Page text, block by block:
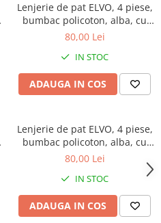
Lenjerie de pat ELVO, 4 piese,
bumbac policoton, alba, cu
papadii si cercuri rosii
80,00 Lei
IN STOC
ADAUGA IN COS
Lenjerie de pat ELVO, 4 piese,
bumbac policoton, alba, cu
flori roz si galbene
80,00 Lei
IN STOC
ADAUGA IN COS